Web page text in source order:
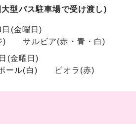
型バス駐車場で受け渡し)
日(金曜日)
) サルビア(赤・青・白)
日(金曜日)
ール(白) ビオラ(赤)